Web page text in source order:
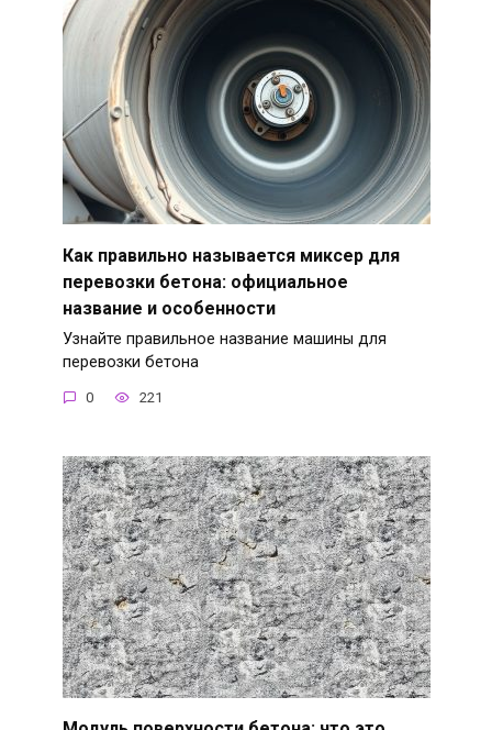
Как правильно называется миксер для
перевозки бетона: официальное
название и особенности
Узнайте правильное название машины для
перевозки бетона
0 221